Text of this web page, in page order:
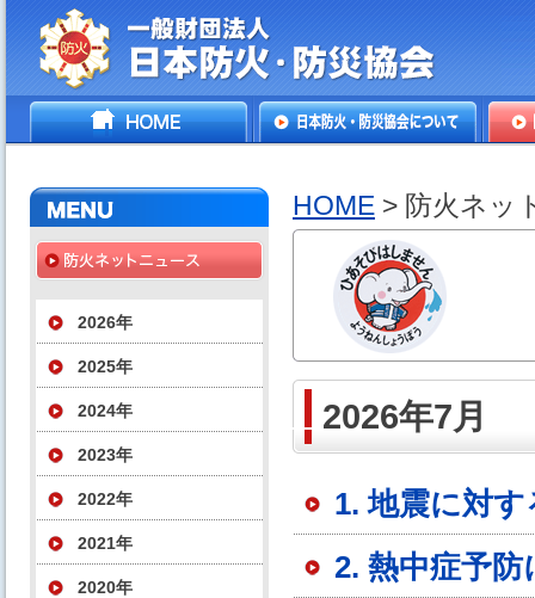
一般財団法人日本防火・防
HOME
2026年
2025年
2024年
2023年
2022年
2021年
2020年
HOME > 防火ネッ
2026年7月
1. 地震に対
2. 熱中症予